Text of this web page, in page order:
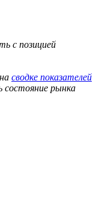
с позицией
сводке показателей
состояние рынка